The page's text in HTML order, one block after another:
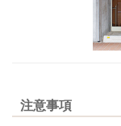
注意事項